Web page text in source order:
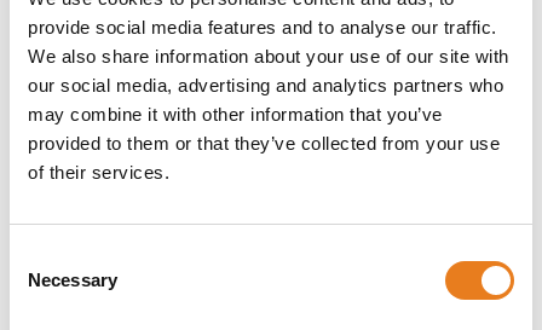
provide social media features and to analyse our traffic.
We also share information about your use of our site with
our social media, advertising and analytics partners who
may combine it with other information that you’ve
provided to them or that they’ve collected from your use
of their services.
Selection
Necessary
disporre di un chip di memoria crittografico
integrato con un livello di crittografia protetto
per i dati sensibili. Il multiporta AC-MER-CONT-
LP1502 è un pannello con doppio lettore di
schede per il controllo di due porte e la
gestione di fino a 64 porte.
L'AC-MER-CONT-LP1502 garantisce elevate
dall'host, eseguendo numerose applicazioni di
biometrici, Wiegand, orologio e dati, banda